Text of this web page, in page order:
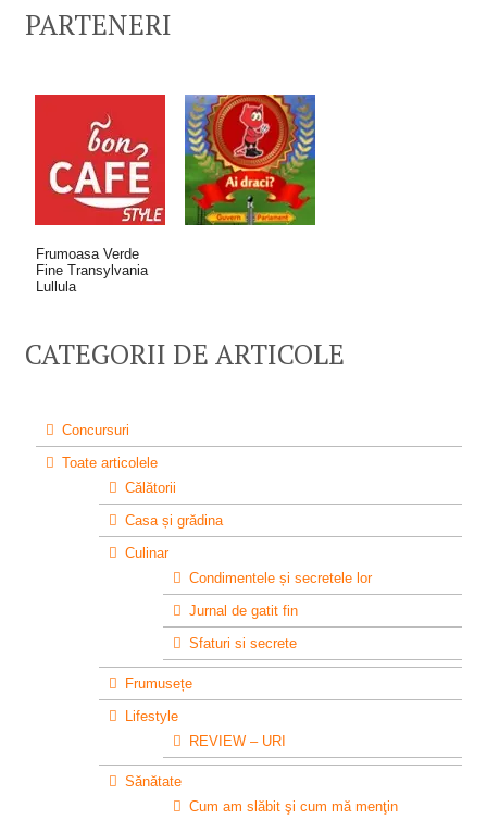
PARTENERI
Frumoasa Verde
Fine Transylvania
Lullula
CATEGORII DE ARTICOLE
Concursuri
Toate articolele
Călătorii
Casa și grădina
Culinar
Condimentele și secretele lor
Jurnal de gatit fin
Sfaturi si secrete
Frumusețe
Lifestyle
REVIEW – URI
Sănătate
Cum am slăbit şi cum mă menţin